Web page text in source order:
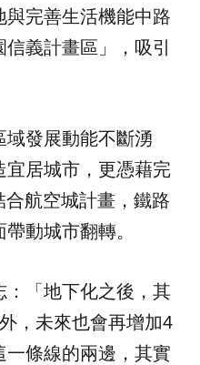
與完善生活機能中路
信義計畫區 」，吸引
域發展動能不斷湧
宜居城市，更憑藉完
航空城計畫，鐵路
動城市翻轉。
：「地下化之後，其
，未來也會再增加4
條線的兩邊，其實